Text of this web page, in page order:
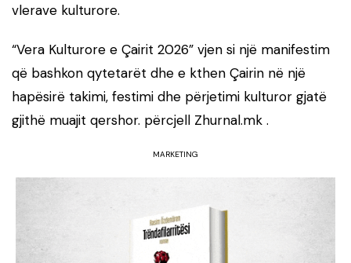
vlerave kulturore.
“Vera Kulturore e Çairit 2026” vjen si një manifestim
që bashkon qytetarët dhe e kthen Çairin në një
hapësirë takimi, festimi dhe përjetimi kulturor gjatë
gjithë muajit qershor. përcjell Zhurnal.mk .
MARKETING